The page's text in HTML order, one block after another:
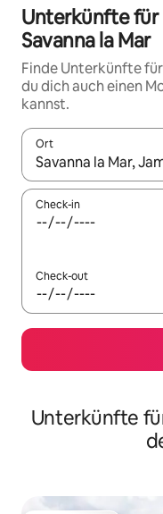
Unterkünfte
Savanna la Mar
Finde Unterkünfte
du dich auch einen
kannst.
Ort
Wenn Ergebnisse
Check-in
Check-out
Unterkünfte